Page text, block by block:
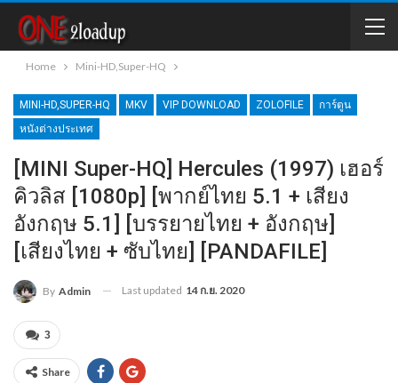
Home Mini-HD,Super-HQ
MINI-HD,SUPER-HQ MKV VIP DOWNLOAD ZOLOFILE
การ์ตูน
หนังต่างประเทศ
[MINI Super-HQ] Hercules (1997) เฮอร์
คิวลิส [1080p] [พากย์ไทย 5.1 + เสียง
อังกฤษ 5.1] [บรรยายไทย + อังกฤษ]
[เสียงไทย + ซับไทย] [PANDAFILE]
By Admin Last updated 14 ก.ย. 2020
3
Share